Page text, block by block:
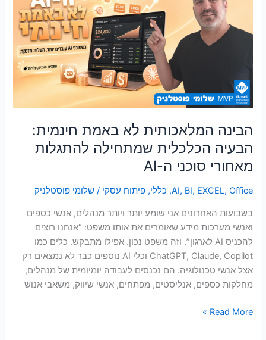
הבינה המלאכותית לא באמת חינמית:
הבעיה הכלכלית שמתחילה להתגלות
מאחורי סוכני ה-AI
AI, BI, EXCEL, Office
, כללי,פיתוח עסקי /שלומי פוסטלניק
בשבועות האחרונים אני שומע יותר ויותר מנהלים, אנשי כספים
ואנשי מערכות מידע שאומרים את אותו משפט: “אנחנו רוצים
להכניס AI לארגון”. וזה משפט נכון. אפילו מתבקש. כלים כמו
ChatGPT, Claude, Copilot וכלי AI נוספים כבר לא נמצאים רק
אצל אנשי טכנולוגיה. הם נכנסים לעבודה יומיומית של מנהלים,
מחלקות כספים, אנליסטים, מפתחים, אנשי שיווק, משאבי אנוש
באמת
חינמית:
שמתחילה
להתגלות
מאחורי
ה-
AI
Read More »